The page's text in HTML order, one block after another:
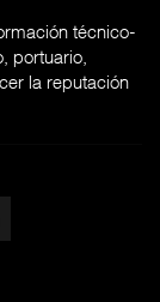
técnico-
portuario,
la reputación